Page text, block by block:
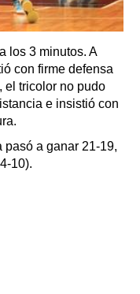
los 3 minutos. A
con firme defensa
el tricolor no pudo
e insistió con
a ganar 21-19,
10).